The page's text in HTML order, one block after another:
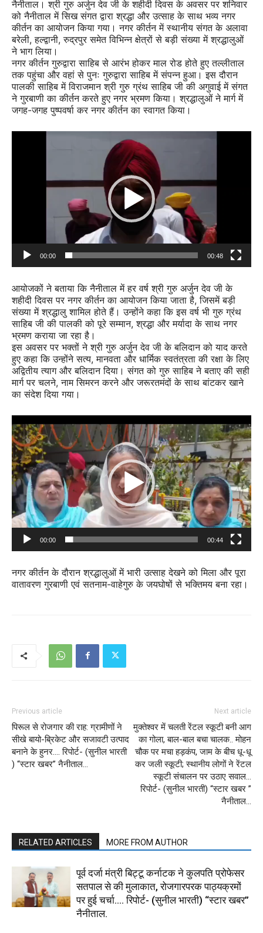
नैनीताल। श्री गुरु अर्जुन देव जी के शहीदी दिवस के अवसर पर शनिवार
को नैनीताल में सिख संगत द्वारा श्रद्धा और उत्साह के साथ भव्य नगर
कीर्तन का आयोजन किया गया। नगर कीर्तन में स्थानीय संगत के अलावा
बरेली, हल्द्वानी, रुद्रपुर समेत विभिन्न क्षेत्रों से बड़ी संख्या में श्रद्धालुओं
ने भाग लिया।
नगर कीर्तन गुरुद्वारा साहिब से आरंभ होकर माल रोड होते हुए तल्लीताल
तक पहुंचा और वहां से पुनः गुरुद्वारा साहिब में संपन्न हुआ। इस दौरान
पालकी साहिब में विराजमान श्री गुरु ग्रंथ साहिब जी की अगुवाई में संगत
ने गुरबाणी का कीर्तन करते हुए नगर भ्रमण किया। श्रद्धालुओं ने मार्ग में
जगह-जगह पुष्पवर्षा कर नगर कीर्तन का स्वागत किया।
00:00 00:48
आयोजकों ने बताया कि नैनीताल में हर वर्ष श्री गुरु अर्जुन देव जी के
शहीदी दिवस पर नगर कीर्तन का आयोजन किया जाता है, जिसमें बड़ी
संख्या में श्रद्धालु शामिल होते हैं। उन्होंने कहा कि इस वर्ष भी गुरु ग्रंथ
साहिब जी की पालकी को पूरे सम्मान, श्रद्धा और मर्यादा के साथ नगर
भ्रमण कराया जा रहा है।
इस अवसर पर भक्तों ने श्री गुरु अर्जुन देव जी के बलिदान को याद करते
हुए कहा कि उन्होंने सत्य, मानवता और धार्मिक स्वतंत्रता की रक्षा के लिए
अद्वितीय त्याग और बलिदान दिया। संगत को गुरु साहिब ने बताए की सही
मार्ग पर चलने, नाम सिमरन करने और जरूरतमंदों के साथ बांटकर खाने
का संदेश दिया गया।
Video
Player
00:00 00:44
नगर कीर्तन के दौरान श्रद्धालुओं में भारी उत्साह देखने को मिला और पूरा
वातावरण गुरबाणी एवं सतनाम-वाहेगुरु के जयघोषों से भक्तिमय बना रहा।
Previous article
पिरूल से रोजगार की राह: ग्रामीणों ने
सीखे बायो-ब्रिकेट और सजावटी उत्पाद
बनाने के हुनर…. रिपोर्ट- (सुनील भारती
) “स्टार खबर” नैनीताल…
Next article
मुक्तेश्वर में चलती रेंटल स्कूटी बनी आग
का गोला, बाल-बाल बचा चालक.. मोहन
चौक पर मचा हड़कंप, जाम के बीच धू-धू
कर जली स्कूटी; स्थानीय लोगों ने रेंटल
स्कूटी संचालन पर उठाए सवाल…
रिपोर्ट- (सुनील भारती) “स्टार खबर ”
नैनीताल…
RELATED ARTICLES MORE FROM AUTHOR
पूर्व दर्जा मंत्री बिट्टू कर्नाटक ने कुलपति प्रोफेसर
सतपाल से की मुलाकात, रोजगारपरक पाठ्यक्रमों
पर हुई चर्चा…. रिपोर्ट- (सुनील भारती) “स्टार खबर”
नैनीताल.